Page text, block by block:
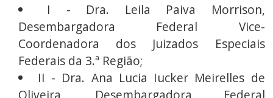
I - Dra. Leila Paiva Morrison,
Desembargadora Federal Vice-
Coordenadora dos Juizados Especiais
Federais da 3.ª Região;
II - Dra. Ana Lucia Iucker Meirelles de
Oliveira, Desembargadora Federal